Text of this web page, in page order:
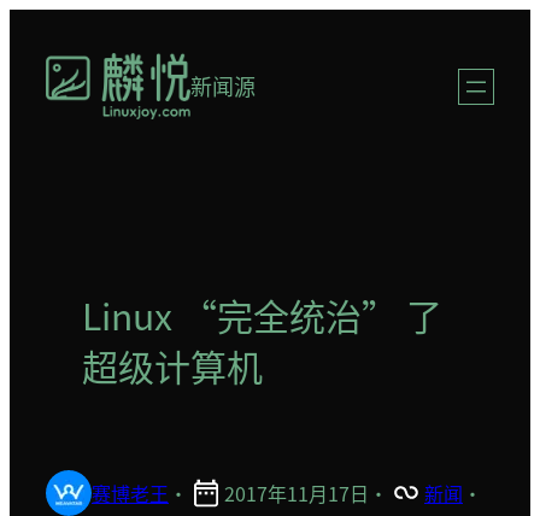
新闻源
Linux “完全统治” 了
超级计算机
赛博老王 · 2017年11月17日 · 新闻 ·